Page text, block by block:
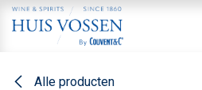
Overslaan naar inhoud
Alle producten